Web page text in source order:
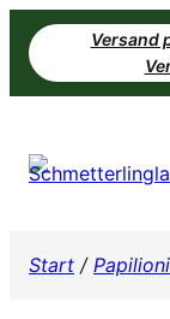
Zum
Inhalt
springen
Versand
Start /